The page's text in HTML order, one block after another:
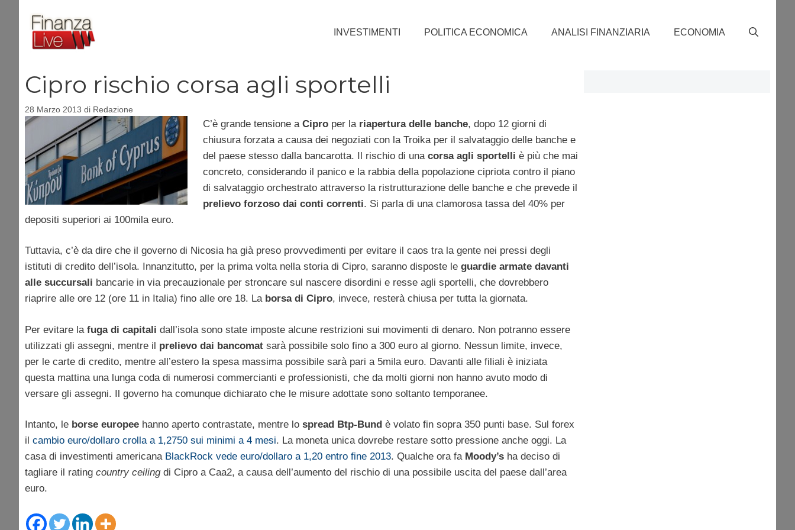
contenuto
INVESTIMENTI POLITICA ECONOMICA ANALISI FINANZIARIA ECONOMIA
Cipro rischio corsa agli sportelli
28 Marzo 2013 di Redazione
C’è grande tensione a Ciproper la riapertura delle banche, dopo 12 giorni di
chiusura forzata a causa dei negoziati con la Troika per il salvataggio delle banche e
del paese stesso dalla bancarotta. Il rischio di una corsa agli sportelli è più che mai
concreto, considerando il panico e la rabbia della popolazione cipriota contro il piano
di salvataggio orchestrato attraverso la ristrutturazione delle banche e che prevede il
prelievo forzoso dai conti correnti. Si parla di una clamorosa tassa del 40% per
depositi superiori ai 100mila euro.
Tuttavia, c’è da dire che il governo di Nicosia ha già preso provvedimenti per evitare il caos tra la gente nei pressi degli
istituti di credito dell’isola. Innanzitutto, per la prima volta nella storia di Cipro, saranno disposte le guardie armate davanti
alle succursali bancarie in via precauzionale per stroncare sul nascere disordini e resse agli sportelli, che dovrebbero
riaprire alle ore 12 (ore 11 in Italia) fino alle ore 18. La borsa di Cipro, invece, resterà chiusa per tutta la giornata.
Per evitare la fuga di capitali dall’isola sono state imposte alcune restrizioni sui movimenti di denaro. Non potranno essere
utilizzati gli assegni, mentre il prelievo dai bancomat sarà possibile solo fino a 300 euro al giorno. Nessun limite, invece,
per le carte di credito, mentre all’estero la spesa massima possibile sarà pari a 5mila euro. Davanti alle filiali è iniziata
questa mattina una lunga coda di numerosi commercianti e professionisti, che da molti giorni non hanno avuto modo di
versare gli assegni. Il governo ha comunque dichiarato che le misure adottate sono soltanto temporanee.
Intanto, le borse europee hanno aperto contrastate, mentre lo spread Btp-Bund è volato fin sopra 350 punti base. Sul forex
il cambio euro/dollaro crolla a 1,2750 sui minimi a 4 mesi. La moneta unica dovrebe restare sotto pressione anche oggi. La
casa di investimenti americana BlackRock vede euro/dollaro a 1,20 entro fine 2013. Qualche ora fa Moody’s ha deciso di
tagliare il rating country ceiling di Cipro a Caa2, a causa dell’aumento del rischio di una possibile uscita del paese dall’area
euro.